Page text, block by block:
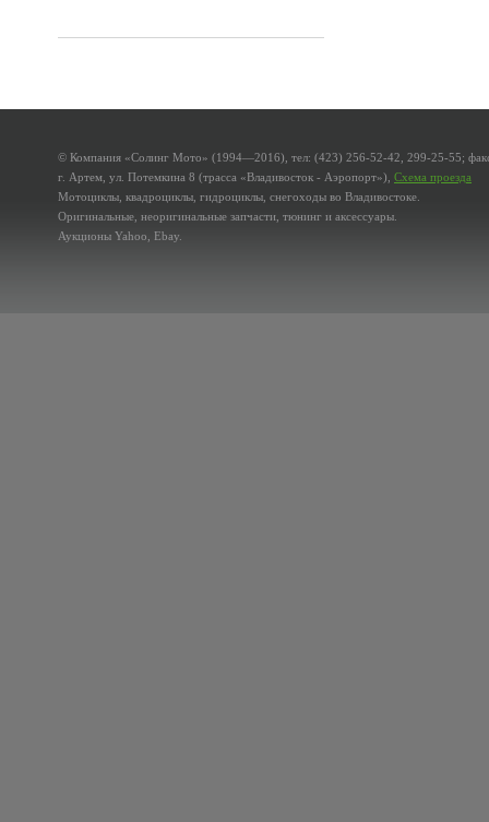
© Компания «Солинг Мото» (1994—2016), тел: (423) 256-52-42, 299-25-55;
г. Артем, ул. Потемкина 8 (трасса «Владивосток - Аэропорт»), Схема проезда
Мотоциклы, квадроциклы, гидроциклы, снегоходы во Владивостоке.
Оригинальные, неоригинальные запчасти, тюнинг и аксессуары.
Аукционы Yahoo, Ebay.